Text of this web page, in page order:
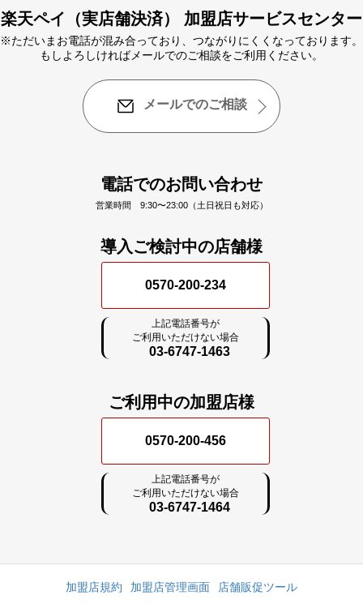
楽天ペイ（実店舗決済） 加盟店サービスセンター
※ただいまお電話が混み合っており、つながりにくくなっております。
もしよろしければメールでのご相談をご利用ください。
メールでのご相談
電話でのお問い合わせ
営業時間 9:30〜23:00（土日祝日も対応）
導入ご検討中の店舗様
0570-200-234
上記電話番号が
ご利用いただけない場合
03-6747-1463
ご利用中の加盟店様
0570-200-456
上記電話番号が
ご利用いただけない場合
03-6747-1464
加盟店規約 加盟店管理画面
店舗販促ツール